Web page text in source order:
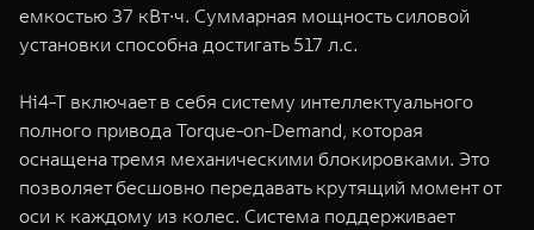
емкостью 37 кВт∙ч. Суммарная мощность силовой
установки способна достигать 517 л.с.
Hi4-T включает в себя систему интеллектуального
полного привода Torque-on-Demand, которая
оснащена тремя механическими блокировками. Это
позволяет бесшовно передавать крутящий момент от
оси к каждому из колес. Система поддерживает